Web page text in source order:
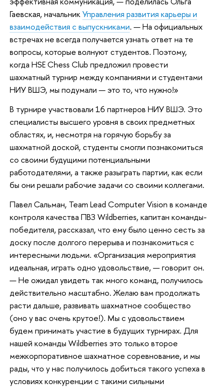
Гаевская, начальникУправления развития карьеры и
взаимодействия с выпускниками. — На официальных
встречах не всегда получается узнать ответ на те
вопросы, которые волнуют студентов. Поэтому,
когда HSE Chess Club предложил провести
шахматный турнир между компаниями и студентами
НИУ ВШЭ, мы подумали — это то, что нужно!»
В турнире участвовали 16 партнеров НИУ ВШЭ. Это
специалисты высшего уровня в своих предметных
областях, и, несмотря на горячую борьбу за
шахматной доской, студенты смогли познакомиться
со своими будущими потенциальными
работодателями, а также разыграть партии, как если
бы они решали рабочие задачи со своими коллегами.
Павел Сальман, Team Lead Computer Vision в команде
контроля качества ПВЗ Wildberries, капитан команды-
победителя, рассказал, что ему было ценно сесть за
доску после долгого перерыва и познакомиться с
интересными людьми. «Организация мероприятия
идеальная, играть одно удовольствие, — говорит он.
— Не ожидал увидеть так много команд, получилось
действительно масштабно. Желаю вам продолжать
расти дальше, развивать шахматное сообщество
(оно у вас очень крутое!). Мы с удовольствием
будем принимать участие в будущих турнирах. Для
нашей команды Wildberries это только второе
межкорпоративное шахматное соревнование, и мы
рады, что у нас получилось добиться такого успеха в
условиях конкуренции с такими сильными